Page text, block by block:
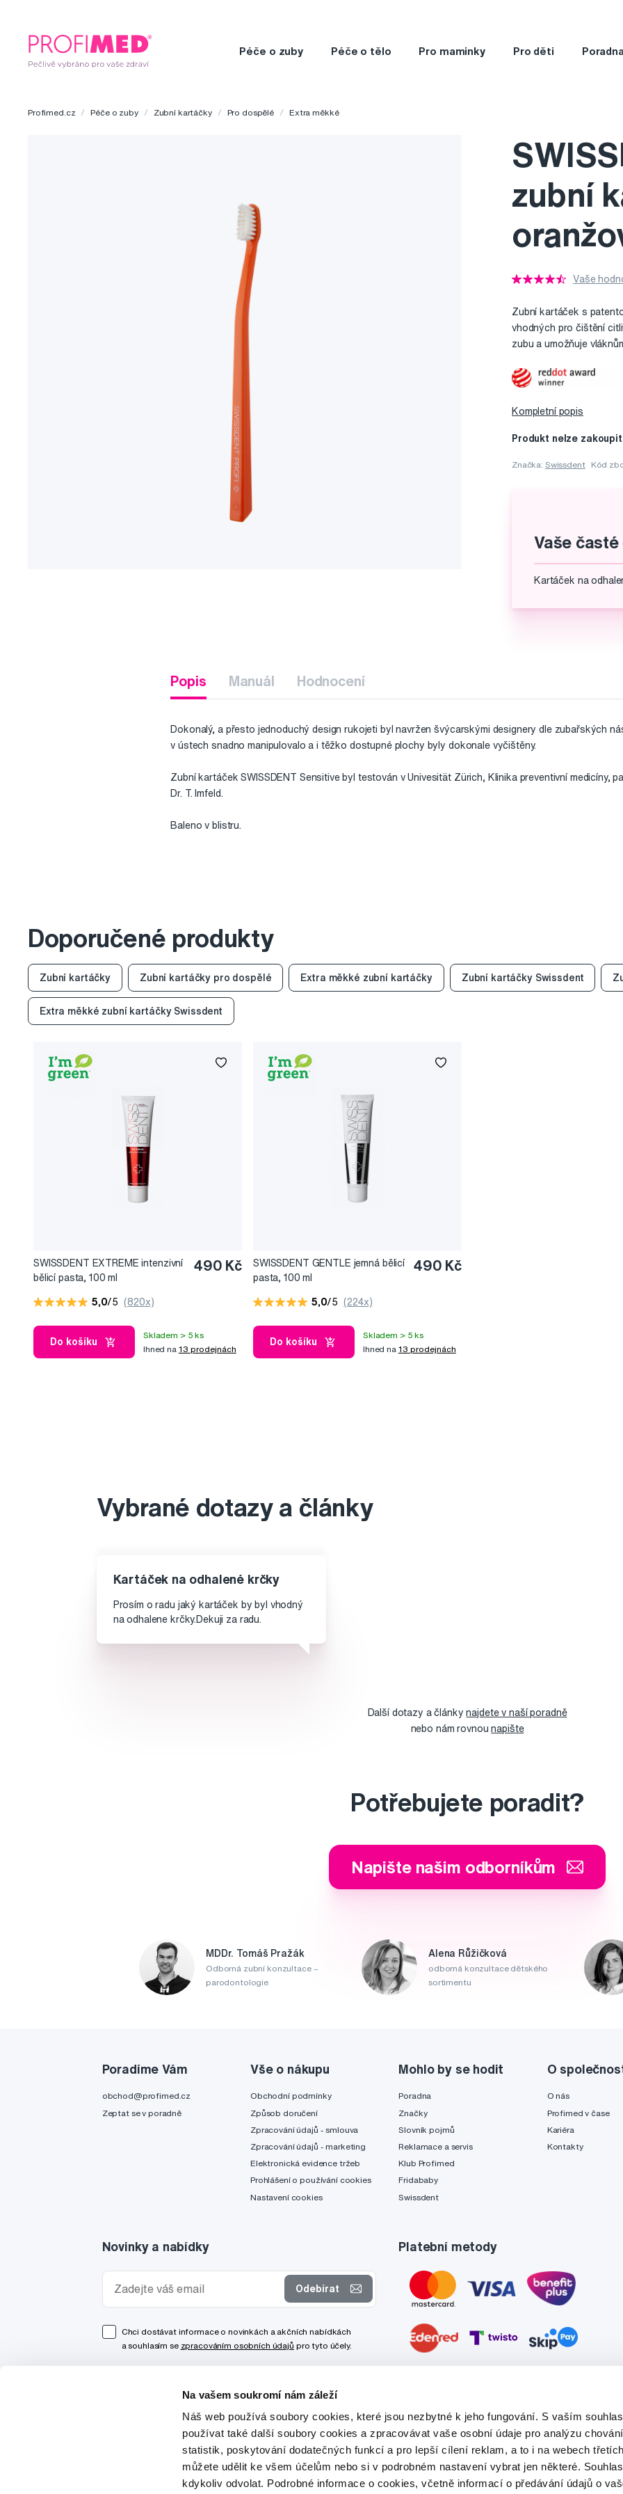
Na vašem soukromí nám záleží
Náš web používá soubory cookies, které jsou nezbytné k jeho fungování. S vaším
používat také další soubory cookies a zpracovávat vaše osobní údaje pro analýzu
statistik, poskytování dodatečných funkcí a pro lepší cílení reklam, a to i na webech
můžete udělit ke všem účelům nebo si v podrobném nastavení vybrat jen některé.
kdykoliv odvolat. Podrobné informace o cookies, včetně informací o předávání údajů o
Péče o zuby Péče o tělo Pro maminky Pro děti Poradna
Profimed.cz Péče o zuby Zubní kartáčky Pro dospělé Extra měkké
zubní
Vaše
Zubní kartáček s
vhodných pro čištění
zubu a umožňuje
Kompletní popis
Produkt nelze zakoupit
Značka: Swissdent Kód
Vaše
Kartáček na
Popis Manuál Hodnocení
Dokonalý, a přesto jednoduchý design rukojeti byl navržen švýcarskými designery dle zubařských
v ústech snadno manipulovalo a i těžko dostupné plochy byly dokonale vyčištěny.
Zubní kartáček SWISSDENT Sensitive byl testován v Univesität Zürich, Klinika preventivní medicíny,
Dr. T. Imfeld.
Baleno v blistru.
Doporučené produkty
Zubní kartáčky Zubní kartáčky pro dospělé Extra měkké zubní kartáčky Zubní kartáčky Swissdent
Extra měkké zubní kartáčky Swissdent
SWISSDENT EXTREME intenzivní
bělicí pasta, 100 ml
490 Kč
5,0/5 (820x)
Do košíku
Skladem > 5 ks
Ihned na 13 prodejnách
SWISSDENT GENTLE jemná bělicí
pasta, 100 ml
490 Kč
5,0/5 (224x)
Do košíku
Skladem > 5 ks
Ihned na 13 prodejnách
Vybrané dotazy a články
Kartáček na odhalené krčky
Prosím o radu jaký kartáček by byl vhodný
na odhalene krčky.Dekuji za radu.
Další dotazy a článkynajdete v naší poradně
nebo nám rovnounapište
Potřebujete poradit?
Napište našim odborníkům
MDDr. Tomáš Pražák
Odborná zubní konzultace –
parodontologie
Alena Růžičková
odborná konzultace dětského
sortimentu
Poradíme Vám
obchod@profimed.cz
Zeptat se v poradně
Vše o nákupu
Obchodní podmínky
Způsob doručení
Zpracování údajů - smlouva
Zpracování údajů - marketing
Elektronická evidence tržeb
Prohlášení o používání cookies
Nastavení cookies
Mohlo by se hodit
Poradna
Značky
Slovník pojmů
Reklamace a servis
Klub Profimed
Fridababy
Swissdent
O
O nás
Profimed v čase
Kariéra
Kontakty
Novinky a nabídky
Odebírat
Chci dostávat informace o novinkách a akčních nabídkách
a souhlasím se zpracováním osobních údajů pro tyto účely.
Platební metody